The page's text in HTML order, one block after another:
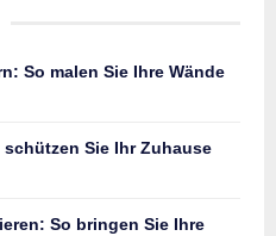
So malen Sie Ihre Wände
Sie Ihr Zuhause
So bringen Sie Ihre